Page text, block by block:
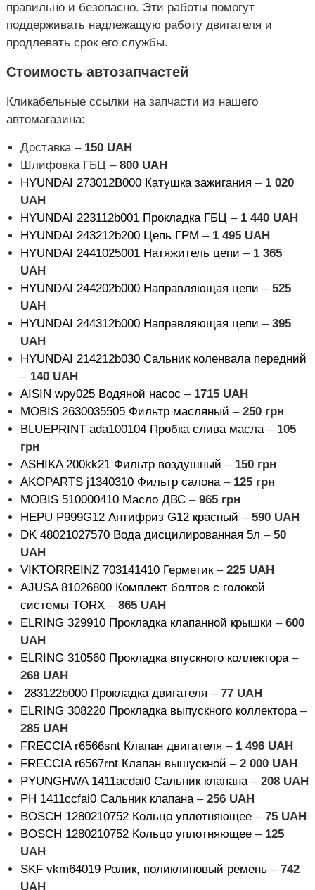
правильно и безопасно. Эти работы помогут
поддерживать надлежащую работу двигателя и
продлевать срок его службы.
Стоимость автозапчастей
Кликабельные ссылки на запчасти из нашего
автомагазина:
Доставка – 150 UAH
Шлифовка ГБЦ – 800 UAH
HYUNDAI 273012B000 Катушка зажигания – 1 020
UAH
HYUNDAI 223112b001 Прокладка ГБЦ– 1 440 UAH
HYUNDAI 243212b200 Цепь ГРМ – 1 495 UAH
HYUNDAI 2441025001 Натяжитель цепи – 1 365
UAH
HYUNDAI 244202b000 Направляющая цепи – 525
UAH
HYUNDAI 244312b000 Направляющая цепи – 395
UAH
HYUNDAI 214212b030 Сальник коленвала передний
– 140 UAH
AISIN wpy025 Водяной насос – 1715 UAH
MOBIS 2630035505 Фильтр масляный – 250 грн
BLUEPRINT ada100104 Пробка слива масла– 105
грн
ASHIKA 200kk21 Фильтр воздушный – 150 грн
AKOPARTS j1340310 Фильтр салона– 125 грн
MOBIS 510000410 Масло ДВС– 965 грн
HEPU P999G12 Антифриз G12 красный – 590 UAH
DK 48021027570 Вода дисцилированная 5л – 50
UAH
VIKTORREINZ 703141410 Герметик– 225 UAH
AJUSA 81026800 Комплект болтов с голокой
системы TORX– 865 UAH
ELRING 329910 Прокладка клапанной крышки – 600
UAH
ELRING 310560 Прокладка впускного коллектора–
268 UAH
283122b000 Прокладка двигателя – 77 UAH
ELRING 308220 Прокладка выпускного коллектора–
285 UAH
FRECCIA r6566snt Клапан двигателя – 1 496 UAH
FRECCIA r6567rnt Клапан вышускной – 2 000 UAH
PYUNGHWA 1411acdai0 Сальник клапана– 208 UAH
PH 1411ccfai0 Сальник клапана– 256 UAH
BOSCH 1280210752 Кольцо уплотняющее– 75 UAH
BOSCH 1280210752 Кольцо уплотняющее– 125
UAH
SKF vkm64019 Ролик, поликлиновый ремень– 742
UAH